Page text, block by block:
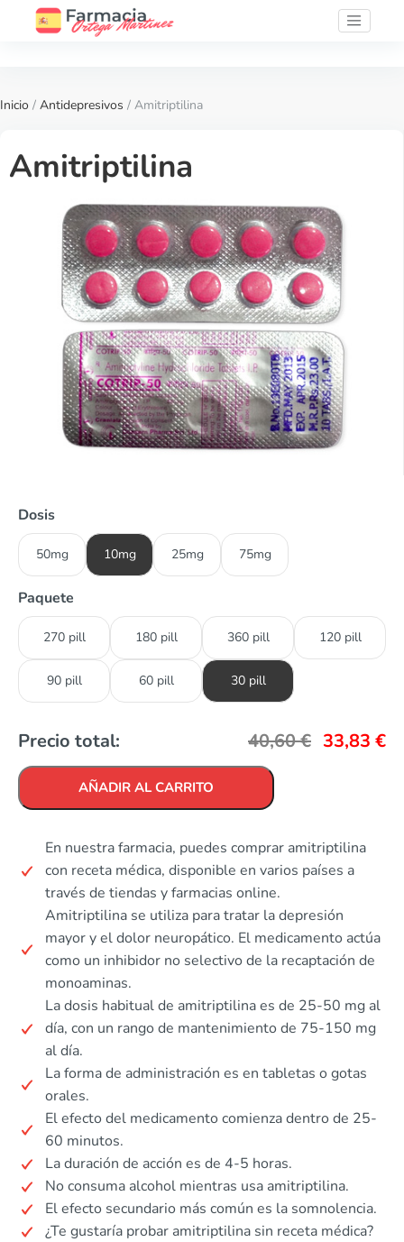
Inicio / Antidepresivos / Amitriptilina
Amitriptilina
Dosis
50mg 10mg 25mg 75mg
Paquete
270 pill 180 pill 360 pill 120 pill
90 pill 60 pill 30 pill
Precio total: 40,60€ 33,83 €
AÑADIR AL CARRITO
En nuestra farmacia, puedes comprar amitriptilina
con receta médica, disponible en varios países a
través de tiendas y farmacias online.
Amitriptilina se utiliza para tratar la depresión
mayor y el dolor neuropático. El medicamento actúa
como un inhibidor no selectivo de la recaptación de
monoaminas.
La dosis habitual de amitriptilina es de 25-50 mg al
día, con un rango de mantenimiento de 75-150 mg
al día.
La forma de administración es en tabletas o gotas
orales.
El efecto del medicamento comienza dentro de 25-
60 minutos.
La duración de acción es de 4-5 horas.
No consuma alcohol mientras usa amitriptilina.
El efecto secundario más común es la somnolencia.
¿Te gustaría probar amitriptilina sin receta médica?